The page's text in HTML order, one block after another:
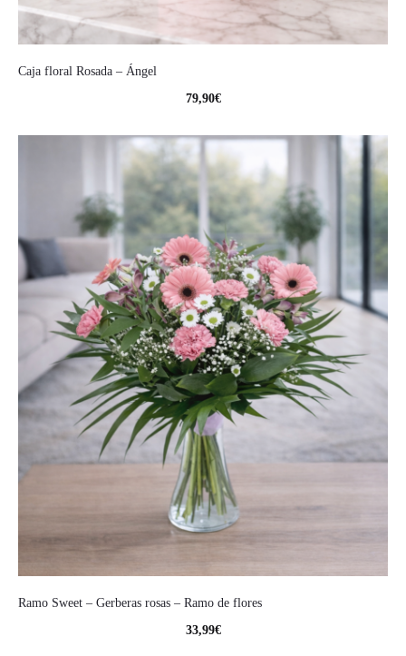
Caja floral Rosada – Ángel
79,90€
Ramo Sweet – Gerberas rosas – Ramo de flores
33,99€